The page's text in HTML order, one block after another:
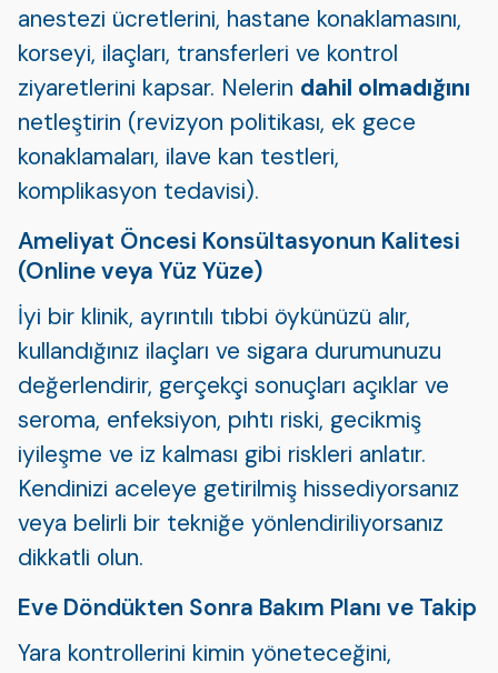
anestezi ücretlerini, hastane konaklamasını,
korseyi, ilaçları, transferleri ve kontrol
ziyaretlerini kapsar. Nelerin dahil olmadığını
netleştirin (revizyon politikası, ek gece
konaklamaları, ilave kan testleri,
komplikasyon tedavisi).
Ameliyat Öncesi Konsültasyonun Kalitesi
(Online veya Yüz Yüze)
İyi bir klinik, ayrıntılı tıbbi öykünüzü alır,
kullandığınız ilaçları ve sigara durumunuzu
değerlendirir, gerçekçi sonuçları açıklar ve
seroma, enfeksiyon, pıhtı riski, gecikmiş
iyileşme ve iz kalması gibi riskleri anlatır.
Kendinizi aceleye getirilmiş hissediyorsanız
veya belirli bir tekniğe yönlendiriliyorsanız
dikkatli olun.
Eve Döndükten Sonra Bakım Planı ve Takip
Yara kontrollerini kimin yöneteceğini,